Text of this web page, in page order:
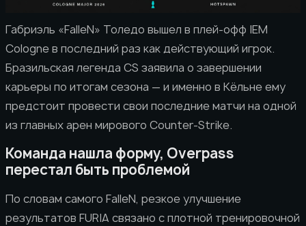
Габриэль «FalleN» Толедо вышел в плей-офф IEM
Cologne в последний раз как действующий игрок.
Бразильская легенда CS заявила о завершении
карьеры по итогам сезона — и именно в Кёльне ему
предстоит провести свои последние матчи на одной
из главных арен мирового Counter-Strike.
Команда нашла форму, Overpass
перестал быть проблемой
По словам самого FalleN, резкое улучшение
результатов FURIA связано с плотной тренировочной